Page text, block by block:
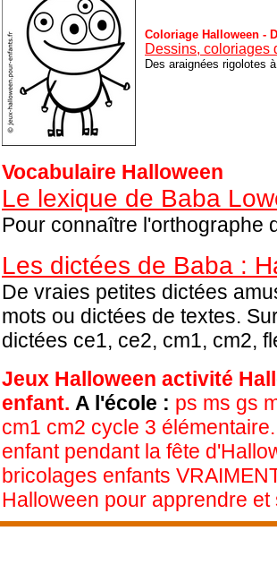
Coloriage Halloween -
Dessins, coloriages
Des araignées rigolotes
Vocabulaire Halloween
Le lexique de Baba
Pour connaître l'orthographe
Les dictées de Baba :
De vraies petites dictées
mots ou dictées de textes.
dictées ce1, ce2, cm1, cm2,
Jeux Halloween activité
enfant. A l'école : ps ms gs
cm1 cm2 cycle 3 élémentaire.
enfant pendant la fête
bricolages enfants
Halloween pour apprendre